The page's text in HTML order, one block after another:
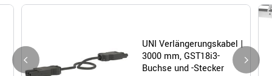
UNI Verlängerungskabel |
3000 mm, GST18i3-
Buchse und -Stecker